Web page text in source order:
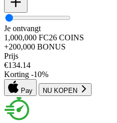
Je ontvangt
1,000,000 FC26 COINS
+200,000 BONUS
Prijs
€134.14
Korting -10%
Pay NU KOPEN